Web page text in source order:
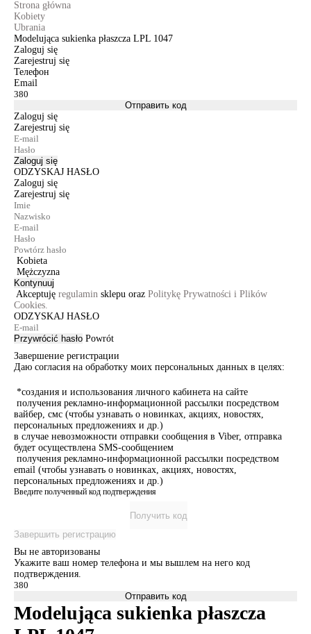
Strona główna
Kobiety
Ubrania
Modelująca sukienka płaszcza LPL 1047
Zaloguj się
Zarejestruj się
Телефон
Email
Отправить код
Zaloguj się
Zarejestruj się
Zaloguj się
ODZYSKAJ HASŁO
Zaloguj się
Zarejestruj się
Kobieta
Mężczyzna
Kontynuuj
Akceptuję regulamin sklepu oraz Politykę Prywatności i Plików
Cookies.
ODZYSKAJ HASŁO
Przywrócić hasło Powrót
Завершение регистрации
Даю согласия на обработку моих персональных данных в целях:
*создания и использования личного кабинета на сайте
получения рекламно-информационной рассылки посредством
вайбер, смс (чтобы узнавать о новинках, акциях, новостях,
персональных предложениях и др.)
в случае невозможности отправки сообщения в Viber, отправка
будет осуществлена SMS-сообщением
получения рекламно-информационной рассылки посредством
email (чтобы узнавать о новинках, акциях, новостях,
персональных предложениях и др.)
Введите полученный код подтверждения
Получить код
Завершить регистрацию
Вы не авторизованы
Укажите ваш номер телефона и мы вышлем на него код
подтверждения.
Отправить код
Modelująca sukienka płaszcza